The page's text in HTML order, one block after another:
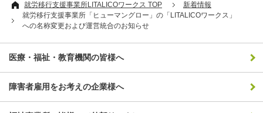
就労移行支援事業所LITALICOワークス TOP
新着情報
就労移行支援事業所「ヒューマングロー」の「LITALICOワークス」
への名称変更および運営統合のお知らせ
医療・福祉・教育機関の皆様へ
障害者雇用をお考えの企業様へ